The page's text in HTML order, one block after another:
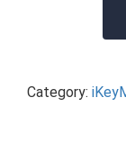
Category: